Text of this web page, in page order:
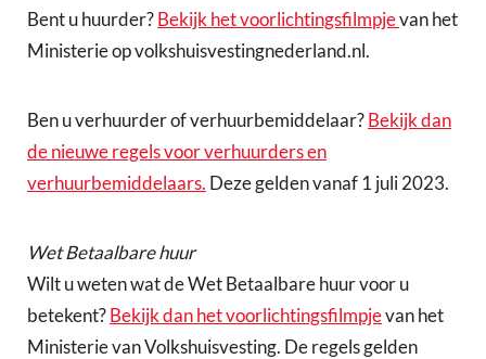
Bent u huurder?Bekijk het voorlichtingsfilmpjevan het
Ministerie op volkshuisvestingnederland.nl.
Ben u verhuurder of verhuurbemiddelaar?Bekijk dan
de nieuwe regels voor verhuurders en
verhuurbemiddelaars. Deze gelden vanaf 1 juli 2023.
Wet Betaalbare huur
Wilt u weten wat de Wet Betaalbare huur voor u
betekent?Bekijk dan het voorlichtingsfilmpjevan het
Ministerie van Volkshuisvesting. De regels gelden